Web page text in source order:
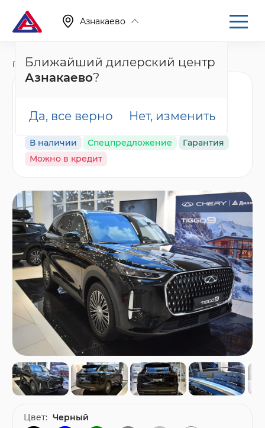
Азнакаево
Ближайший дилерский центр
Азнакаево?
Да, все верно Нет, изменить
Главная Каталог Новые автомобили Tiggo 9, I
Ultra, черный
В наличии Спецпредложение
Гарантия
Можно в кредит
Цвет: Черный